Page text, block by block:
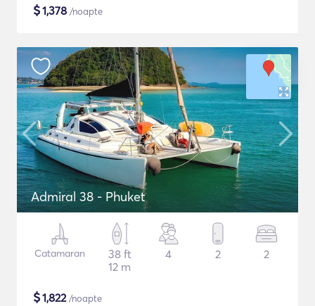
$1,378 /noapte
Admiral 38 - Phuket
Catamaran
38 ft
12 m
4 2 2
$1,822/noapte